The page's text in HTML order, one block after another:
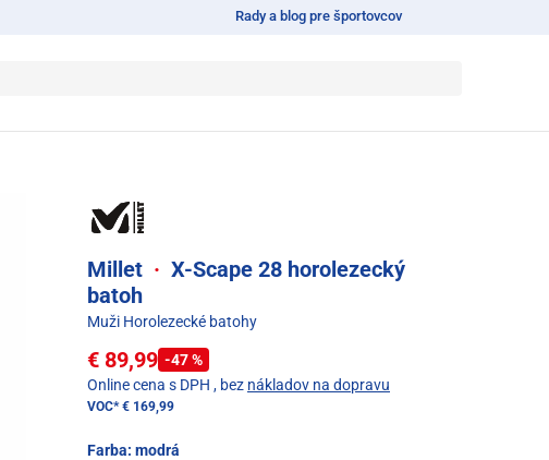
Rady a blog pre športovcov
Millet · X-Scape 28 horolezecký
batoh
Muži Horolezecké batohy
€ 89,99 -47 %
Online cena s DPH , bez nákladov na dopravu
VOC*€ 169,99
Farba: modrá